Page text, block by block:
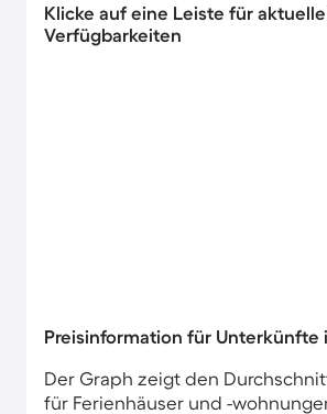
Klicke auf eine Leiste für
Verfügbarkeiten
Preisinformation für Unterkünfte
Der Graph zeigt den
für Ferienhäuser und -